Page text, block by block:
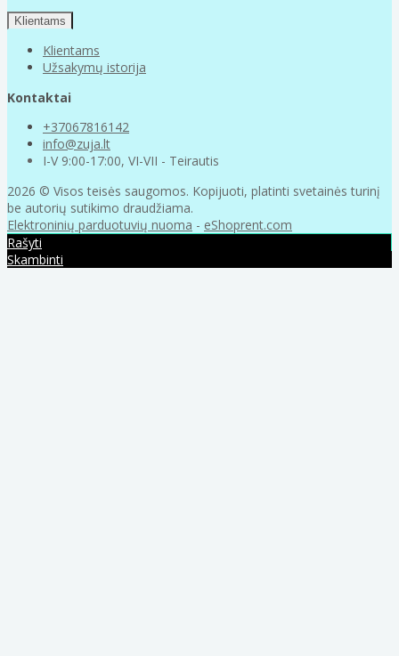
Klientams
Klientams
Užsakymų istorija
Kontaktai
+37067816142
info@zuja.lt
I-V 9:00-17:00, VI-VII - Teirautis
2026 © Visos teisės saugomos. Kopijuoti, platinti svetainės turinį
be autorių sutikimo draudžiama.
Elektroninių parduotuvių nuoma - eShoprent.com
Rašyti
Skambinti